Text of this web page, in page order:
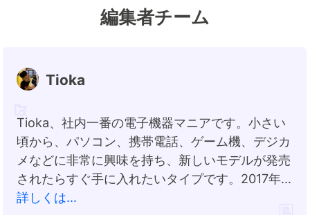
編集者チーム
Tioka
Tioka、社内一番の電子機器マニアです。小さい
頃から、パソコン、携帯電話、ゲーム機、デジカ
メなどに非常に興味を持ち、新しいモデルが発売
されたらすぐ手に入れたいタイプです。2017年か
らEaseUS Softwareに加入し、大興味をもって
詳しくは...